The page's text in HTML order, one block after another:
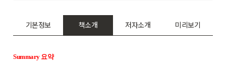
기본정보 책소개 저자소개 미리보기
Summary 요약